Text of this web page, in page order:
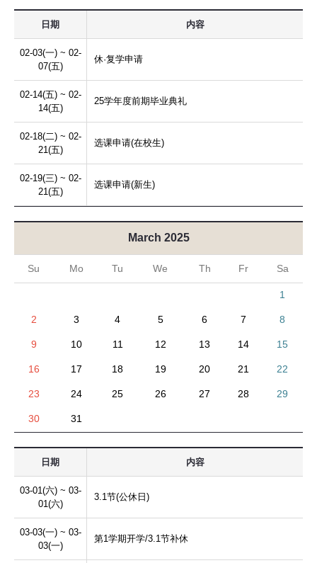
日期 内容
02-03(一) ~ 02-
07(五)
休·复学申请
02-14(五) ~ 02-
14(五)
25学年度前期毕业典礼
02-18(二) ~ 02-
21(五)
选课申请(在校生)
02-19(三) ~ 02-
21(五)
选课申请(新生)
March 2025
Su Mo Tu We Th Fr Sa
1
2 3 4 5 6 7 8
9 10 11 12 13 14 15
16 17 18 19 20 21 22
23 24 25 26 27 28 29
30 31
日期 内容
03-01(六) ~ 03-
01(六)
3.1节(公休日)
03-03(一) ~ 03-
03(一)
第1学期开学/3.1节补休